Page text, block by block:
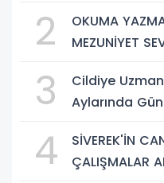
2
OKUMA
MEZUNİYET
3
Cildiye
Aylarında
4
SİVEREK'İN
ÇALIŞMALAR